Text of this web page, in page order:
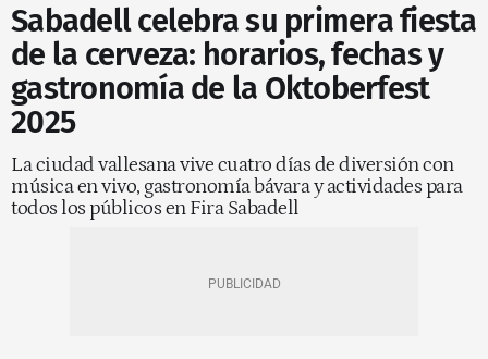
Sabadell celebra su primera fiesta
de la cerveza: horarios, fechas y
gastronomía de la Oktoberfest
2025
La ciudad vallesana vive cuatro días de diversión con
música en vivo, gastronomía bávara y actividades para
todos los públicos en Fira Sabadell